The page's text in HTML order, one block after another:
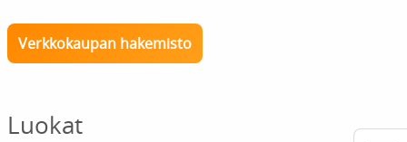
Verkkokaupan hakemisto
Luokat